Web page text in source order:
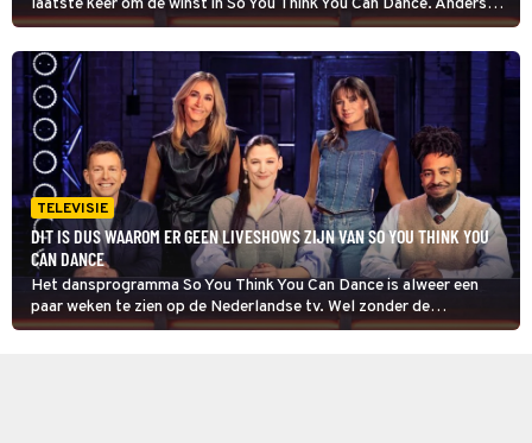
laatste keer om de winst in So You Think You Can Dance. Anders
dan andere jaren is de finale niet live en kunnen kijkers niet
stemmen op hun favoriet.
TELEVISIE
DIT IS DUS WAAROM ER GEEN LIVESHOWS ZIJN VAN SO YOU THINK YOU
CAN DANCE
Het dansprogramma So You Think You Can Dance is alweer een
paar weken te zien op de Nederlandse tv. Wel zonder de
liveshows. Om budgettaire redenen zijn die geschrapt. Voorlopig is